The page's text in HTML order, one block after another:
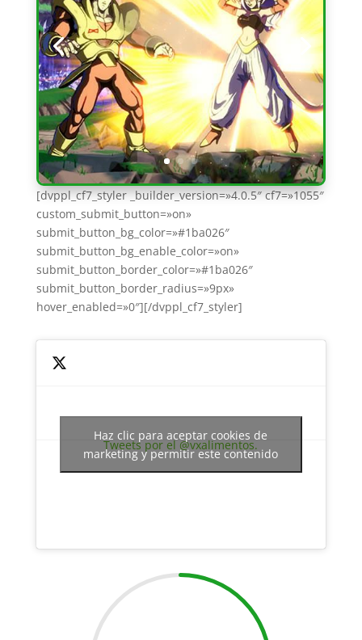
[dvppl_cf7_styler _builder_version=»4.0.5″ cf7=»1055″
custom_submit_button=»on»
submit_button_bg_color=»#1ba026″
submit_button_bg_enable_color=»on»
submit_button_border_color=»#1ba026″
submit_button_border_radius=»9px»
hover_enabled=»0″][/dvppl_cf7_styler]
Tweets por el @vxalimentos.
Haz clic para aceptar cookies de
marketing y permitir este contenido